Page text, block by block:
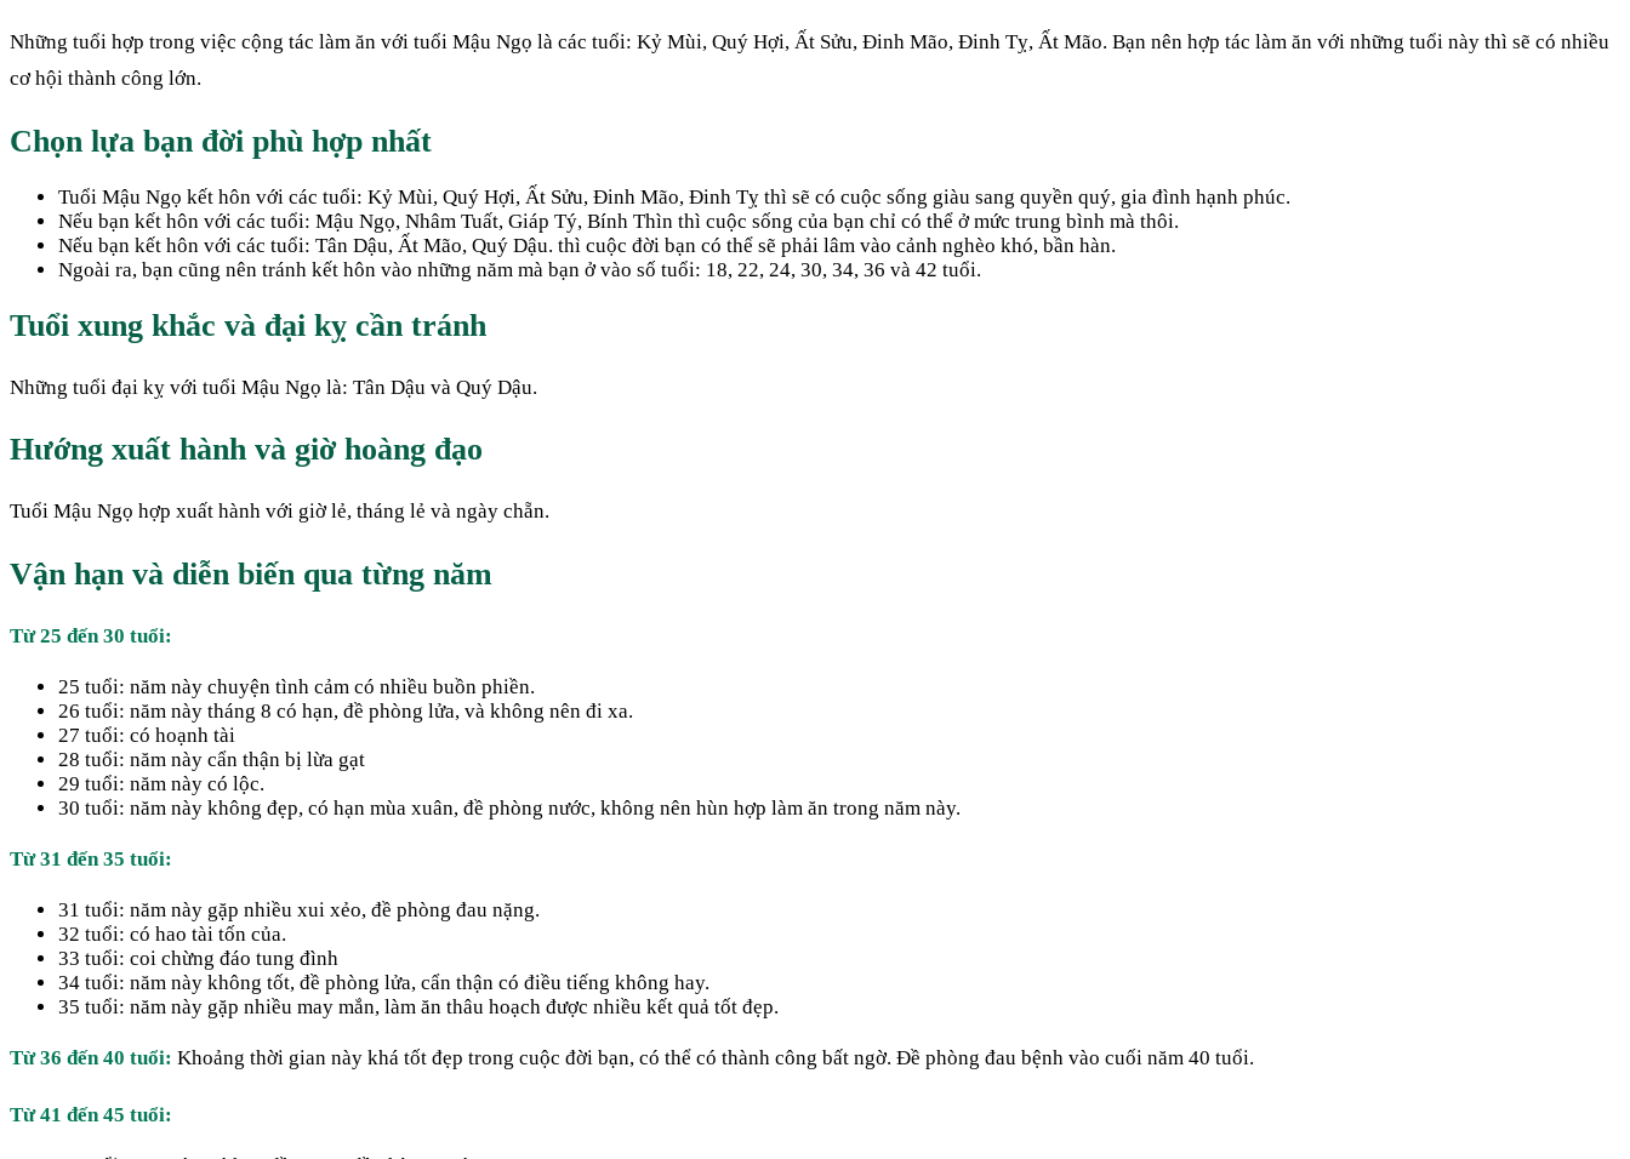
Những tuổi hợp trong việc cộng tác làm ăn với tuổi Mậu Ngọ là các tuổi: Kỷ Mùi, Quý Hợi, Ất Sửu, Đinh Mão, Đinh Tỵ, Ất Mão. Bạn nên hợp tác làm ăn với những tuổi này thì sẽ có nhiều
cơ hội thành công lớn.
Chọn lựa bạn đời phù hợp nhất
Tuổi Mậu Ngọ kết hôn với các tuổi: Kỷ Mùi, Quý Hợi, Ất Sửu, Đinh Mão, Đinh Tỵ thì sẽ có cuộc sống giàu sang quyền quý, gia đình hạnh phúc.
Nếu bạn kết hôn với các tuổi: Mậu Ngọ, Nhâm Tuất, Giáp Tý, Bính Thìn thì cuộc sống của bạn chỉ có thể ở mức trung bình mà thôi.
Nếu bạn kết hôn với các tuổi: Tân Dậu, Ất Mão, Quý Dậu. thì cuộc đời bạn có thể sẽ phải lâm vào cảnh nghèo khó, bần hàn.
Ngoài ra, bạn cũng nên tránh kết hôn vào những năm mà bạn ở vào số tuổi: 18, 22, 24, 30, 34, 36 và 42 tuổi.
Tuổi xung khắc và đại kỵ cần tránh
Những tuổi đại kỵ với tuổi Mậu Ngọ là: Tân Dậu và Quý Dậu.
Hướng xuất hành và giờ hoàng đạo
Tuổi Mậu Ngọ hợp xuất hành với giờ lẻ, tháng lẻ và ngày chẵn.
Vận hạn và diễn biến qua từng năm
Từ 25 đến 30 tuổi:
25 tuổi: năm này chuyện tình cảm có nhiều buồn phiền.
26 tuổi: năm này tháng 8 có hạn, đề phòng lửa, và không nên đi xa.
27 tuổi: có hoạnh tài
28 tuổi: năm này cẩn thận bị lừa gạt
29 tuổi: năm này có lộc.
30 tuổi: năm này không đẹp, có hạn mùa xuân, đề phòng nước, không nên hùn hợp làm ăn trong năm này.
Từ 31 đến 35 tuổi:
31 tuổi: năm này gặp nhiều xui xẻo, đề phòng đau nặng.
32 tuổi: có hao tài tốn của.
33 tuổi: coi chừng đáo tung đình
34 tuổi: năm này không tốt, đề phòng lửa, cẩn thận có điều tiếng không hay.
35 tuổi: năm này gặp nhiều may mắn, làm ăn thâu hoạch được nhiều kết quả tốt đẹp.
Từ 36 đến 40 tuổi: Khoảng thời gian này khá tốt đẹp trong cuộc đời bạn, có thể có thành công bất ngờ. Đề phòng đau bệnh vào cuối năm 40 tuổi.
Từ 41 đến 45 tuổi: